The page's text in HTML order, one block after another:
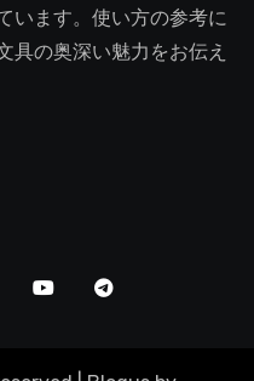
います。使い方の参考に
具の奥深い魅力をお伝え